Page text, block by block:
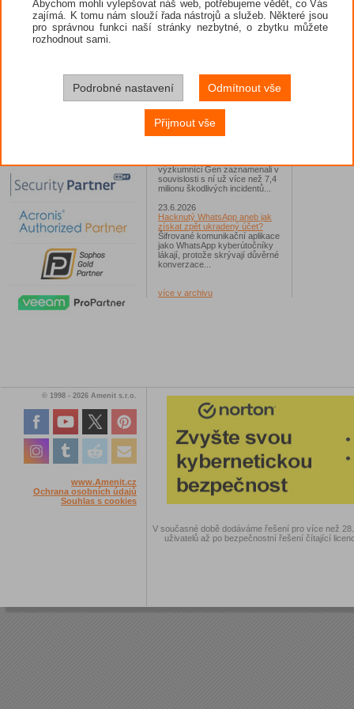
26.6.2026
ESET: S příchodem léta
zaplavují Česko falešné mobilní
Chase Home App či Candy
Race Launcher. Hlavním cílem
útočníků bylo v tomto případě
Polsko, následováno Českem a
Slovenskem...
24.6.2026
výzkumníci Gen zaznamenali v
souvislosti s ní už více než 7,4
milionu škodlivých incidentů...
23.6.2026
Hacknutý WhatsApp aneb jak
získat zpět ukradený účet?
Šifrované komunikační aplikace
jako WhatsApp kyberútočníky
lákají, protože skrývají důvěrné
konverzace...
více v archivu
© 1998 - 2026 Amenit s.r.o.
www.Amenit.cz
Ochrana osobních údajů
Souhlas s cookies
V současné době dodáváme řešení pro více než
uživatelů až po bezpečnostní řešení čítající
Abychom mohli vylepšovat náš web, potřebujeme vědět, co Vás
zajímá. K tomu nám slouží řada nástrojů a služeb. Některé jsou
pro správnou funkci naší stránky nezbytné, o zbytku můžete
rozhodnout sami.
Podrobné nastavení Odmítnout vše
Přijmout vše